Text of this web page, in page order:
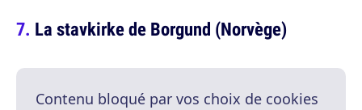
La stavkirke de Borgund (Norvège)
Contenu bloqué par vos choix de cookies